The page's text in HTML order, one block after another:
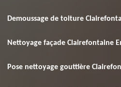
Demoussage de toiture
Nettoyage façade Clairefontaine
Pose nettoyage gouttière